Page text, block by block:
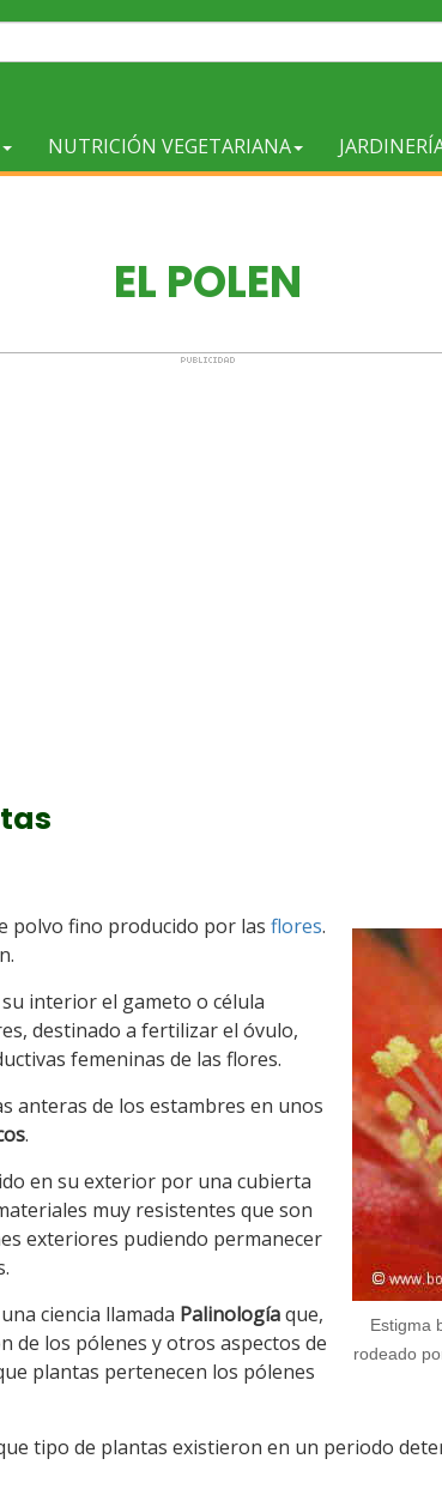
NUTRICIÓN VEGETARIANA
EL POLEN
Estigma
rodeado
polvo fino producido por las flores.
interior el gameto o célula
destinado a fertilizar el óvulo,
femeninas de las flores.
anteras de los estambres en unos
.
en su exterior por una cubierta
muy resistentes que son
exteriores pudiendo permanecer
ciencia llamada Palinologíaque,
de los pólenes y otros aspectos de
plantas pertenecen los pólenes
tipo de plantas existieron en un periodo